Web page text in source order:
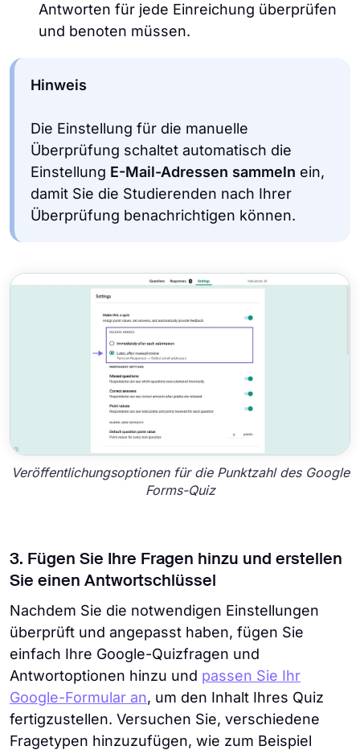
Antworten für jede Einreichung überprüfen
und benoten müssen.
Hinweis
Die Einstellung für die manuelle
Überprüfung schaltet automatisch die
Einstellung E-Mail-Adressen sammeln ein,
damit Sie die Studierenden nach Ihrer
Überprüfung benachrichtigen können.
Veröffentlichungsoptionen für die Punktzahl des Google
Forms-Quiz
3. Fügen Sie Ihre Fragen hinzu und erstellen
Sie einen Antwortschlüssel
Nachdem Sie die notwendigen Einstellungen
überprüft und angepasst haben, fügen Sie
einfach Ihre Google-Quizfragen und
Antwortoptionen hinzu und passen Sie Ihr
Google-Formular an, um den Inhalt Ihres Quiz
fertigzustellen. Versuchen Sie, verschiedene
Fragetypen hinzuzufügen, wie zum Beispiel